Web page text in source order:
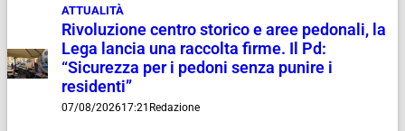
ATTUALITÀ
Rivoluzione centro storico e aree pedonali, la
Lega lancia una raccolta firme. Il Pd:
“Sicurezza per i pedoni senza punire i
residenti”
07/08/202617:21 Redazione